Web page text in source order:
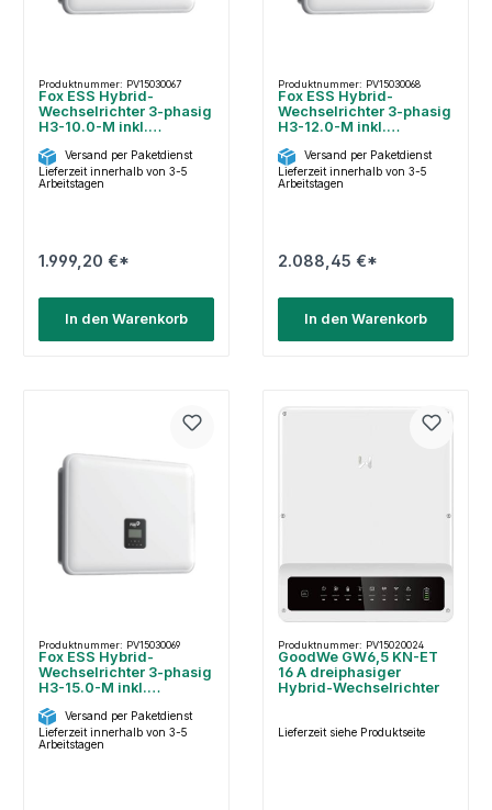
Produktnummer: PV15030067
Fox ESS Hybrid-
Wechselrichter 3-phasig
H3-10.0-M inkl.
Versand per Paketdienst
Lieferzeit innerhalb von 3-5
Arbeitstagen
1.999,20 €*
In den Warenkorb
Produktnummer: PV15030068
Fox ESS Hybrid-
Wechselrichter 3-phasig
H3-12.0-M inkl.
Versand per Paketdienst
Lieferzeit innerhalb von 3-5
Arbeitstagen
2.088,45 €*
In den Warenkorb
Produktnummer: PV15030069
Fox ESS Hybrid-
Wechselrichter 3-phasig
H3-15.0-M inkl.
Versand per Paketdienst
Lieferzeit innerhalb von 3-5
Arbeitstagen
Produktnummer: PV15020024
GoodWe GW6,5 KN-ET
16 A dreiphasiger
Hybrid-Wechselrichter
Lieferzeit siehe Produktseite